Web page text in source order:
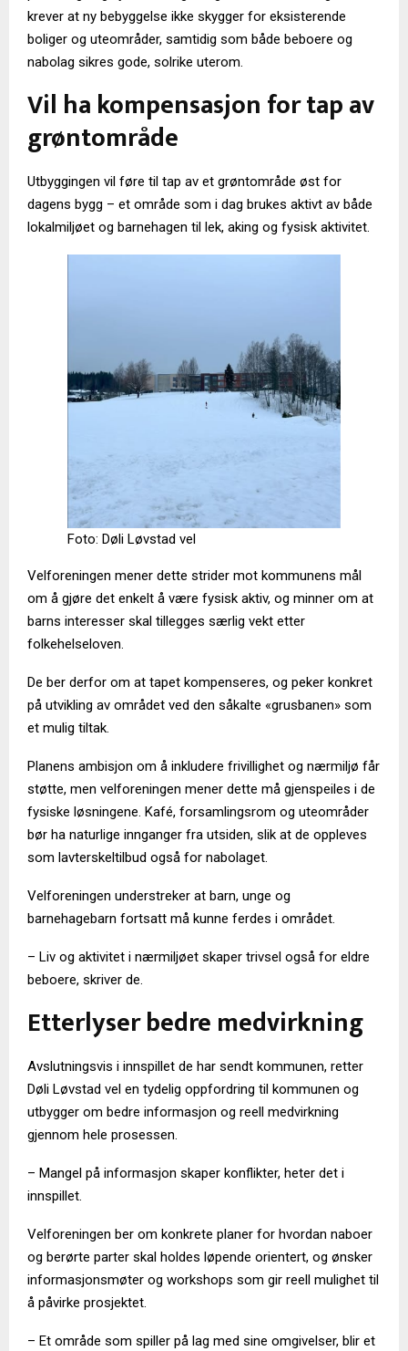
krever at ny bebyggelse ikke skygger for eksisterende
boliger og uteområder, samtidig som både beboere og
nabolag sikres gode, solrike uterom.
Vil ha kompensasjon for tap av
grøntområde
Utbyggingen vil føre til tap av et grøntområde øst for
dagens bygg – et område som i dag brukes aktivt av både
lokalmiljøet og barnehagen til lek, aking og fysisk aktivitet.
Foto: Døli Løvstad vel
Velforeningen mener dette strider mot kommunens mål
om å gjøre det enkelt å være fysisk aktiv, og minner om at
barns interesser skal tillegges særlig vekt etter
folkehelseloven.
De ber derfor om at tapet kompenseres, og peker konkret
på utvikling av området ved den såkalte «grusbanen» som
et mulig tiltak.
Planens ambisjon om å inkludere frivillighet og nærmiljø får
støtte, men velforeningen mener dette må gjenspeiles i de
fysiske løsningene. Kafé, forsamlingsrom og uteområder
bør ha naturlige innganger fra utsiden, slik at de oppleves
som lavterskeltilbud også for nabolaget.
Velforeningen understreker at barn, unge og
barnehagebarn fortsatt må kunne ferdes i området.
– Liv og aktivitet i nærmiljøet skaper trivsel også for eldre
beboere, skriver de.
Etterlyser bedre medvirkning
Avslutningsvis i innspillet de har sendt kommunen, retter
Døli Løvstad vel en tydelig oppfordring til kommunen og
utbygger om bedre informasjon og reell medvirkning
gjennom hele prosessen.
– Mangel på informasjon skaper konflikter, heter det i
innspillet.
Velforeningen ber om konkrete planer for hvordan naboer
og berørte parter skal holdes løpende orientert, og ønsker
informasjonsmøter og workshops som gir reell mulighet til
å påvirke prosjektet.
– Et område som spiller på lag med sine omgivelser, blir et